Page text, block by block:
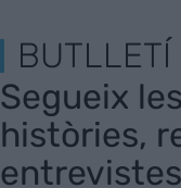
BUTLLETÍ
Segueix
històries,